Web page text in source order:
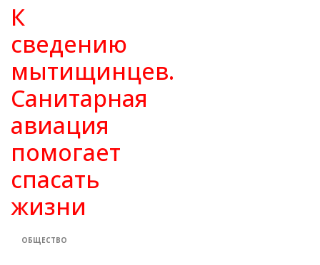
К
сведению
мытищинцев.
Санитарная
авиация
помогает
спасать
жизни
ОБЩЕСТВО